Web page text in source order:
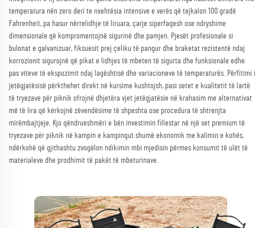
temperatura nën zero deri te nxehtësia intensive e verës që tejkalon 100 gradë
Fahrenheit, pa hasur nërrelidhje të liruara, çarje siperfaqesh ose ndryshime
dimensionale që kompromentojnë sigurinë dhe pamjen. Pjesët profesionale si
bulonat e galvanizuar, fiksuesit prej çeliku të pangur dhe braketat rezistentë ndaj
korrozionit sigurojnë që pikat e lidhjes të mbeten të sigurta dhe funksionale edhe
pas viteve të ekspozimit ndaj lagështisë dhe variacioneve të temperaturës. Përfitimi i
jetëgjatësisë përkthehet direkt në kursime kushtojsh, pasi setet e kualitetit të lartë
të tryezave për piknik ofrojnë dhjetëra vjet jetëgjatësie në krahasim me alternativat
më të lira që kërkojnë zëvendësime të shpeshta ose procedura të shtrenjta
mirëmbajtjeje. Kjo qëndrueshmëri e bën investimin fillestar në një set premium të
tryezave për piknik në kampin e kampingut shumë ekonomik me kalimin e kohës,
ndërkohë që gjithashtu zvogëlon ndikimin mbi mjedisin përmes konsumit të ulët të
materialeve dhe prodhimit të pakët të mbeturinave.